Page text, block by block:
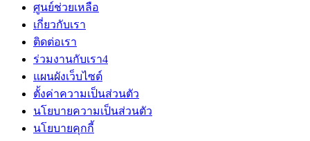
ศูนย์ช่วยเหลือ
เกี่ยวกับเรา
ติดต่อเรา
ร่วมงานกับเรา4
แผนผังเว็บไซต์
ตั้งค่าความเป็นส่วนตัว
นโยบายความเป็นส่วนตัว
นโยบายคุกกี้